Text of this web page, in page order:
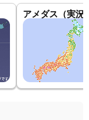
アメダス（実況